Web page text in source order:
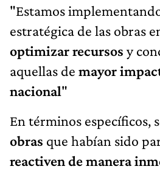
"Estamos
estratégica de las obras
optimizar recursos y
aquellas de mayor
nacional"
En términos específicos,
obras que habían sido
reactiven de manera